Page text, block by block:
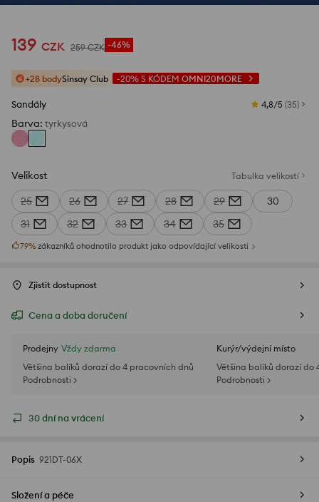
139 CZK 259 CZK -46%
+28 bodySinsay Club -20% S KÓDEM OMNI20MORE
Sandály 4,8/5 (35)
Barva: tyrkysová
Velikost Tabulka velikostí
25 26 27 28 29
30
31
32 33 34 35
79%zákazníků ohodnotilo produkt jako odpovídající velikosti
Zjistit dostupnost
Cena a doba doručení
Prodejny Vždy zdarma
Většina balíků dorazí do 4 pracovních dnů
Podrobnosti >
Kurýr/výdejní místo
Většina balíků dorazí do
Podrobnosti >
30 dní na vrácení
Popis 921DT-06X
Složení a péče